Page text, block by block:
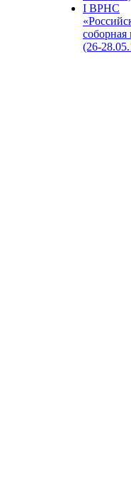
I ВРНС
(26-